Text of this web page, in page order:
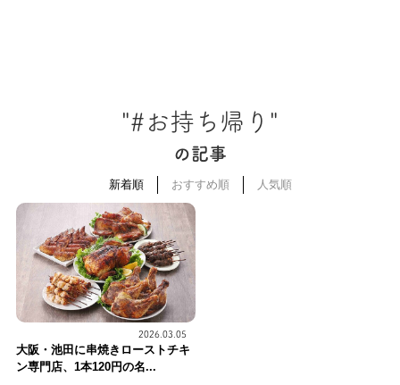
"#お持ち帰り"
の記事
新着順 おすすめ順 人気順
2026.03.05
大阪・池田に串焼きローストチキ
ン専門店、1本120円の名...